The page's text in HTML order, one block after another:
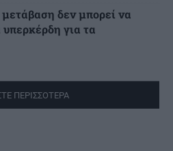
δεν μπορεί να
για τα
ΠΕΡΙΣΣΟΤΕΡΑ